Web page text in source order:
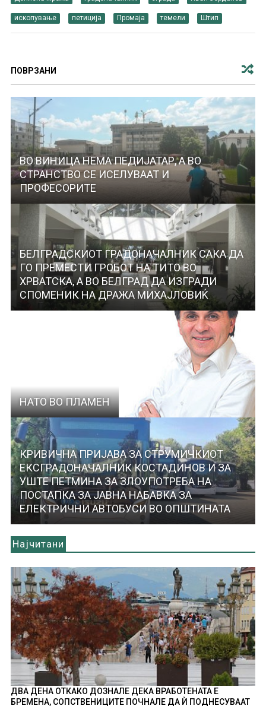
ископување петиција Промаја темели Штип
ПОВРЗАНИ
ВО ВИНИЦА НЕМА ПЕДИЈАТАР, А ВО
СТРАНСТВО СЕ ИСЕЛУВААТ И
ПРОФЕСОРИТЕ
БЕЛГРАДСКИОТ ГРАДОНАЧАЛНИК САКА ДА
ГO ПРЕМЕСТИ ГРОБОТ НА ТИТО ВО
ХРВАТСКА, А ВО БЕЛГРАД ДА ИЗГРАДИ
СПОМЕНИК НА ДРАЖА МИХАЈЛОВИЌ
НАТО ВО ПЛАМЕН
КРИВИЧНА ПРИЈАВА ЗА СТРУМИЧКИОТ
ЕКСГРАДОНАЧАЛНИК КОСТАДИНОВ И ЗА
УШТЕ ПЕТМИНА ЗА ЗЛОУПОТРЕБА НА
ПОСТАПКА ЗА ЈАВНА НАБАВКА ЗА
ЕЛЕКТРИЧНИ АВТОБУСИ ВО ОПШТИНАТА
Најчитани
ДВА ДЕНА ОТКАКО ДОЗНАЛЕ ДЕКА ВРАБОТЕНАТА Е
БРЕМЕНА, СОПСТВЕНИЦИТЕ ПОЧНАЛЕ ДА Ѝ ПОДНЕСУВААТ